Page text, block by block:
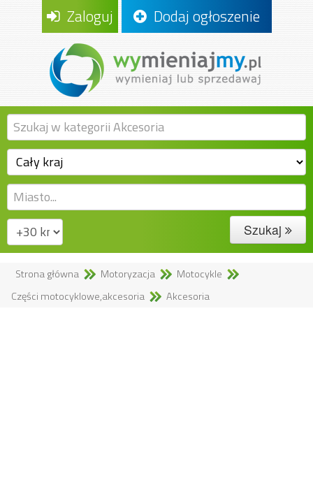
Zaloguj Dodaj ogłoszenie
Szukaj
Strona główna Motoryzacja
Motocykle
Części motocyklowe,akcesoria
Akcesoria